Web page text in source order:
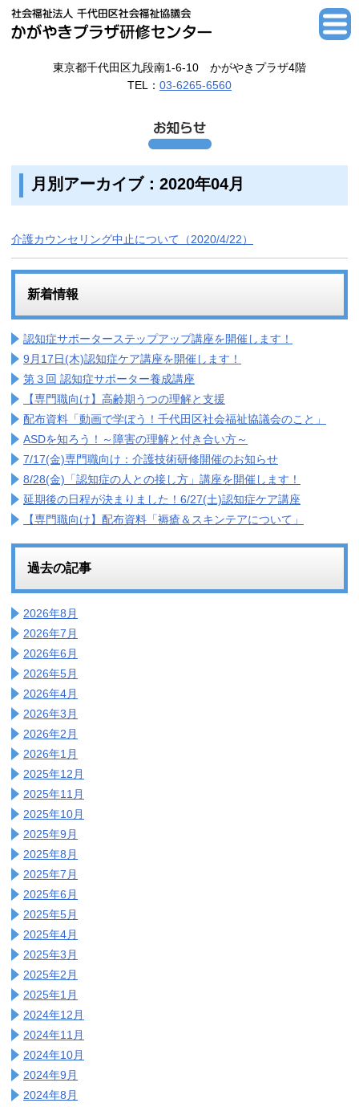
東京都千代田区九段南1-6-10 かがやきプラザ4階
TEL： 03-6265-6560
月別アーカイブ：2020年04月
介護カウンセリング中止について（2020/4/22）
新着情報
認知症サポーターステップアップ講座を開催します！
9月17日(木)認知症ケア講座を開催します！
第３回 認知症サポーター養成講座
【専門職向け】高齢期うつの理解と支援
配布資料「動画で学ぼう！千代田区社会福祉協議会のこと」
ASDを知ろう！～障害の理解と付き合い方～
7/17(金)専門職向け：介護技術研修開催のお知らせ
8/28(金)「認知症の人との接し方」講座を開催します！
延期後の日程が決まりました！6/27(土)認知症ケア講座
【専門職向け】配布資料「褥瘡＆スキンテアについて」
過去の記事
2026年8月
2026年7月
2026年6月
2026年5月
2026年4月
2026年3月
2026年2月
2026年1月
2025年12月
2025年11月
2025年10月
2025年9月
2025年8月
2025年7月
2025年6月
2025年5月
2025年4月
2025年3月
2025年2月
2025年1月
2024年12月
2024年11月
2024年10月
2024年9月
2024年8月